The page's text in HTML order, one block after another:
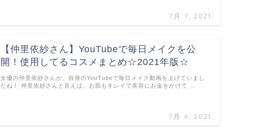
7月 7, 2021
【仲里依紗さん】YouTubeで毎日メイクを公
開！使用してるコスメまとめ☆2021年版☆
7月 6, 2021
女優の仲里依紗さんが、自身のYouTubeで毎日メイク動画を上げていまし
たね！ 仲里依紗さんと言えば、お肌もキレイで美容にお金をかけて …